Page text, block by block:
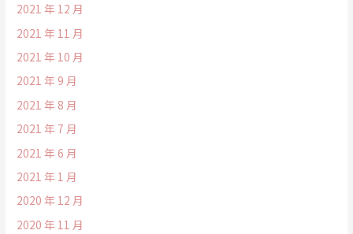
2021 年 12 月
2021 年 11 月
2021 年 10 月
2021 年 9 月
2021 年 8 月
2021 年 7 月
2021 年 6 月
2021 年 1 月
2020 年 12 月
2020 年 11 月